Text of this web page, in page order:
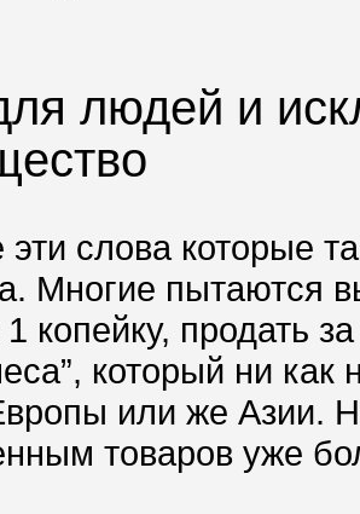
людей и
слова которые
Многие пытаются
1 копейку, продать
который ни
или же Азии.
товаров уже